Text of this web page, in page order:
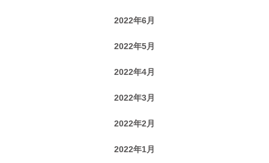
2022年6月
2022年5月
2022年4月
2022年3月
2022年2月
2022年1月